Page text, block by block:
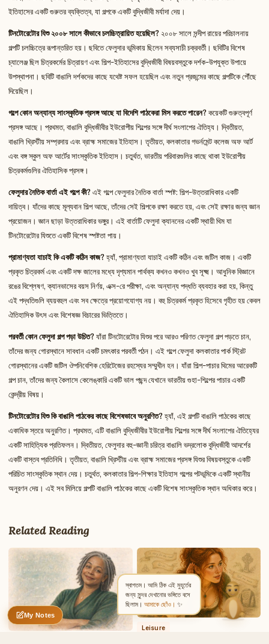
ইতিহাসের একটি গুরুতর ব্যক্তিত্ব, যা গল্পকে একটি বুদ্ধিজীবী মর্যাদা দেয়।
টিনটোরেটোর যিশু ২০০৮ সালে কীভাবে চলচ্চিত্রায়িত হয়েছিল?২০০৮ সালে সন্দীপ রায়ের পরিচালনায়
গল্পটি চলচ্চিত্রে রূপান্তরিত হয়। ছবিতে ফেলুদার ভূমিকায় ছিলেন সব্যসাচী চক্রবর্তী। ছবিটির বিশেষ
চ্যালেঞ্জ ছিল চিত্রকর্মের চিত্রায়ণ এবং শিল্প-ইতিহাসের বুদ্ধিজীবী বিষয়বস্তুকে দর্শক-উপযুক্ত উপায়ে
উপস্থাপনা। ছবিটি বাঙালি দর্শকদের কাছে যথেষ্ট সফল হয়েছিল এবং নতুন প্রজন্মের কাছে গল্পটিকে পৌঁছে
দিয়েছিল।
গল্পে কোন অন্যান্য সাংস্কৃতিক প্রসঙ্গ আছে যা বিদেশি পাঠকেরা মিস করতে পারেন?কয়েকটি গুরুত্বপূর্ণ
প্রসঙ্গ আছে। প্রথমত, বাঙালি বুদ্ধিজীবীর ইউরোপীয় শিল্পের সঙ্গে দীর্ঘ সংলাপের ঐতিহ্য। দ্বিতীয়ত,
বাঙালি খ্রিস্টীয় সম্প্রদায় এবং ব্রাহ্ম সমাজের ইতিহাস। তৃতীয়ত, কলকাতার গভর্নমেন্ট কলেজ অফ আর্ট
এবং বঙ্গ স্কুল অফ আর্টের সাংস্কৃতিক ইতিহাস। চতুর্থত, ভারতীয় পরিবারগুলির কাছে থাকা ইউরোপীয়
চিত্রকর্মগুলির ঐতিহাসিক প্রসঙ্গ।
ফেলুদার নৈতিক বার্তা এই গল্পে কী?এই গল্পে ফেলুদার নৈতিক বার্তা স্পষ্ট: শিল্প-উত্তরাধিকার একটি
দায়িত্ব। যাঁদের কাছে মূল্যবান শিল্প আছে, তাঁদের সেই শিল্পকে রক্ষা করতে হয়, এবং সেই রক্ষার জন্য জ্ঞান
প্রয়োজন। জ্ঞান ছাড়া উত্তরাধিকার ভঙ্গুর। এই বার্তাটি ফেলুদা ক্যাননের একটি স্থায়ী থিম যা
টিনটোরেটোর যিশুতে একটি বিশেষ স্পষ্টতা পায়।
প্রামাণ্যতা যাচাই কি একটি কঠিন কাজ?হ্যাঁ, প্রামাণ্যতা যাচাই একটি কঠিন এবং জটিল কাজ। একটি
প্রকৃত চিত্রকর্ম এবং একটি দক্ষ জালের মধ্যে দৃশ্যমান পার্থক্য কখনও কখনও খুব সূক্ষ্ম। আধুনিক বিজ্ঞানে
রঙের বিশ্লেষণ, ক্যানভাসের বয়স নির্ণয়, এক্স-রে পরীক্ষা, এবং অন্যান্য পদ্ধতি ব্যবহার করা হয়, কিন্তু
এই পদ্ধতিগুলি ব্যয়বহুল এবং সব ক্ষেত্রে প্রয়োগযোগ্য নয়। বহু চিত্রকর্ম প্রকৃত হিসেবে গৃহীত হয় কেবল
ঐতিহাসিক উৎস এবং বিশেষজ্ঞ বিচারের ভিত্তিতে।
পরবর্তী কোন ফেলুদা গল্প পড়া উচিত?যাঁরা টিনটোরেটোর যিশুর পরে আরও পরিণত ফেলুদা গল্প পড়তে চান,
তাঁদের জন্য গোরস্থানে সাবধান একটি চমৎকার পরবর্তী পঠন। এই গল্পে ফেলুদা কলকাতার পার্ক স্ট্রিট
গোরস্থানের একটি জটিল ঔপনিবেশিক হেরিটেজের রহস্যের সম্মুখীন হন। যাঁরা শিল্প-পাচার থিমের আরেকটি
গল্প চান, তাঁদের জন্য কৈলাসে কেলেঙ্কারি একটি ভাল পছন্দ যেখানে ভারতীয় গুহা-শিল্পের পাচার একটি
কেন্দ্রীয় বিষয়।
টিনটোরেটোর যিশু কি বাঙালি পাঠকের কাছে বিশেষভাবে অনুরণিত?হ্যাঁ, এই গল্পটি বাঙালি পাঠকের কাছে
একাধিক স্তরে অনুরণিত। প্রথমত, এটি বাঙালি বুদ্ধিজীবীর ইউরোপীয় শিল্পের সঙ্গে দীর্ঘ সংলাপের ঐতিহ্যের
একটি সাহিত্যিক প্রতিফলন। দ্বিতীয়ত, ফেলুদার বহু-জ্ঞানী চরিত্র বাঙালি ভদ্রলোক বুদ্ধিজীবী আদর্শের
একটি বাস্তব প্রতিনিধি। তৃতীয়ত, বাঙালি খ্রিস্টীয় এবং ব্রাহ্ম সমাজের প্রসঙ্গ যিশুর বিষয়বস্তুকে একটি
পরিচিত সাংস্কৃতিক স্থান দেয়। চতুর্থত, কলকাতার শিল্প-শিক্ষার ইতিহাস গল্পের পটভূমিকে একটি স্থানীয়
অনুরণন দেয়। এই সব মিলিয়ে গল্পটি বাঙালি পাঠকের কাছে একটি বিশেষ সাংস্কৃতিক স্থান অধিকার করে।
My Notes
Untitled note
Nothing saved yet 0 words0 chars
Related Reading
Leisure
স্বাগতম। আমি ঠিক এই মুহূর্তের
জন্য সুন্দর দেখানোর ভঙ্গিতে বসে
ছিলাম। আমাকে ছোঁও। ✨
Culture & Entertainment Writer
Feedback Request Correction Question
NAME EMAIL
Send Message
Rahul reads every message · Encrypted & private